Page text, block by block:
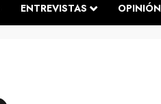
ENTREVISTAS OPINIÓN